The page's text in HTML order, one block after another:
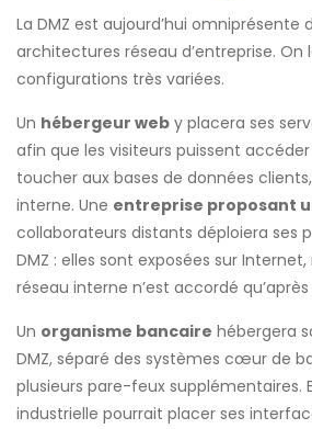
La DMZ est aujourd’hui omniprésente
architectures réseau d’entreprise. On
configurations très variées.
Un hébergeur web y placera ses
afin que les visiteurs puissent
toucher aux bases de données
interne. Une entreprise proposant
collaborateurs distants déploiera ses
DMZ : elles sont exposées sur Internet,
réseau interne n’est accordé
Un organisme bancaire hébergera
DMZ, séparé des systèmes cœur de
plusieurs pare-feux supplémentaires.
industrielle pourrait placer ses